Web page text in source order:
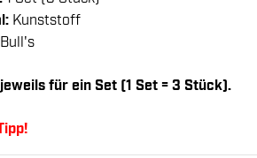
Kunststoff
Bull's
für ein Set (1 Set = 3 Stück).